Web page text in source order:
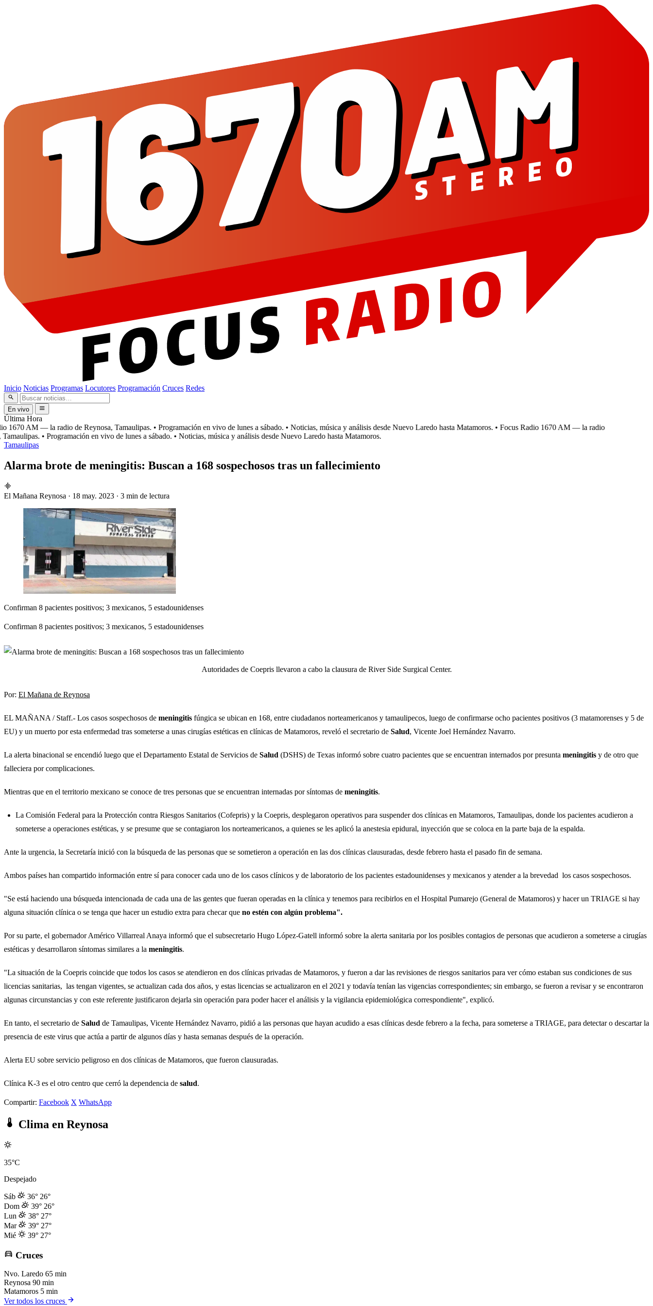
Inicio Noticias Programas Locutores Programación Cruces Redes
En vivo
Última Hora
AM — la radio de Reynosa, Tamaulipas. • Programación en vivo de lunes a sábado. • Noticias, música y análisis desde Nuevo Laredo hasta Matamoros. • Focus Radio 1670 AM — la radio
• Programación en vivo de lunes a sábado. • Noticias, música y análisis desde Nuevo Laredo hasta Matamoros.
Tamaulipas
Alarma brote de meningitis: Buscan a 168 sospechosos tras un fallecimiento
El Mañana Reynosa · 18 may. 2023 · 3 min de lectura
Confirman 8 pacientes positivos; 3 mexicanos, 5 estadounidenses
Confirman 8 pacientes positivos; 3 mexicanos, 5 estadounidenses
Autoridades de Coepris llevaron a cabo la clausura de River Side Surgical Center.
Por: El Mañana de Reynosa
EL MAÑANA / Staff.- Los casos sospechosos de meningitis fúngica se ubican en 168, entre ciudadanos norteamericanos y tamaulipecos, luego de confirmarse ocho pacientes positivos (3 matamorenses y 5 de
EU) y un muerto por esta enfermedad tras someterse a unas cirugías estéticas en clínicas de Matamoros, reveló el secretario de Salud, Vicente Joel Hernández Navarro.
La alerta binacional se encendió luego que el Departamento Estatal de Servicios de Salud (DSHS) de Texas informó sobre cuatro pacientes que se encuentran internados por presunta meningitis y de otro que
falleciera por complicaciones.
Mientras que en el territorio mexicano se conoce de tres personas que se encuentran internadas por síntomas de meningitis.
La Comisión Federal para la Protección contra Riesgos Sanitarios (Cofepris) y la Coepris, desplegaron operativos para suspender dos clínicas en Matamoros, Tamaulipas, donde los pacientes acudieron a
someterse a operaciones estéticas, y se presume que se contagiaron los norteamericanos, a quienes se les aplicó la anestesia epidural, inyección que se coloca en la parte baja de la espalda.
Ante la urgencia, la Secretaría inició con la búsqueda de las personas que se sometieron a operación en las dos clínicas clausuradas, desde febrero hasta el pasado fin de semana.
Ambos países han compartido información entre sí para conocer cada uno de los casos clínicos y de laboratorio de los pacientes estadounidenses y mexicanos y atender a la brevedad los casos sospechosos.
"Se está haciendo una búsqueda intencionada de cada una de las gentes que fueran operadas en la clínica y tenemos para recibirlos en el Hospital Pumarejo (General de Matamoros) y hacer un TRIAGE si hay
alguna situación clínica o se tenga que hacer un estudio extra para checar que no estén con algún problema".
Por su parte, el gobernador Américo Villarreal Anaya informó que el subsecretario Hugo López-Gatell informó sobre la alerta sanitaria por los posibles contagios de personas que acudieron a someterse a cirugías
estéticas y desarrollaron síntomas similares a la meningitis.
"La situación de la Coepris coincide que todos los casos se atendieron en dos clínicas privadas de Matamoros, y fueron a dar las revisiones de riesgos sanitarios para ver cómo estaban sus condiciones de sus
licencias sanitarias, las tengan vigentes, se actualizan cada dos años, y estas licencias se actualizaron en el 2021 y todavía tenían las vigencias correspondientes; sin embargo, se fueron a revisar y se encontraron
algunas circunstancias y con este referente justificaron dejarla sin operación para poder hacer el análisis y la vigilancia epidemiológica correspondiente", explicó.
En tanto, el secretario de Salud de Tamaulipas, Vicente Hernández Navarro, pidió a las personas que hayan acudido a esas clínicas desde febrero a la fecha, para someterse a TRIAGE, para detectar o descartar la
presencia de este virus que actúa a partir de algunos días y hasta semanas después de la operación.
Alerta EU sobre servicio peligroso en dos clínicas de Matamoros, que fueron clausuradas.
Clínica K-3 es el otro centro que cerró la dependencia de salud.
Compartir: Facebook X WhatsApp
Clima en Reynosa
35°C
Despejado
Sáb 36° 26°
Dom
39° 26°
Lun
38° 27°
Mar
39° 27°
Mié
39° 27°
Cruces
Nvo. Laredo 65 min
Reynosa 90 min
Matamoros 5 min
Ver todos los cruces